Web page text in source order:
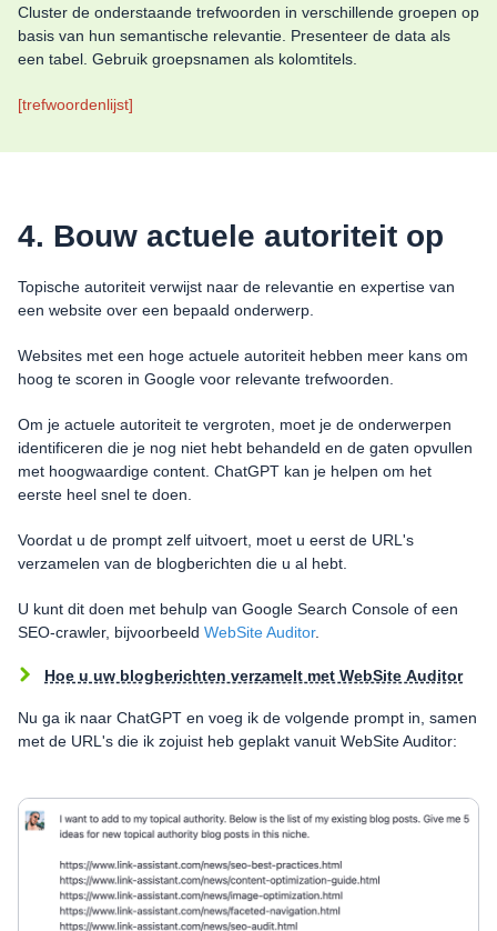
Cluster de onderstaande trefwoorden in verschillende groepen op
basis van hun semantische relevantie. Presenteer de data als
een tabel. Gebruik groepsnamen als kolomtitels.
[trefwoordenlijst]
4. Bouw actuele autoriteit op
Topische autoriteit verwijst naar de relevantie en expertise van
een website over een bepaald onderwerp.
Websites met een hoge actuele autoriteit hebben meer kans om
hoog te scoren in Google voor relevante trefwoorden.
Om je actuele autoriteit te vergroten, moet je de onderwerpen
identificeren die je nog niet hebt behandeld en de gaten opvullen
met hoogwaardige content. ChatGPT kan je helpen om het
eerste heel snel te doen.
Voordat u de prompt zelf uitvoert, moet u eerst de URL's
verzamelen van de blogberichten die u al hebt.
U kunt dit doen met behulp van Google Search Console of een
SEO-crawler, bijvoorbeeld WebSite Auditor.
Hoe u uw blogberichten verzamelt met WebSite Auditor
Nu ga ik naar ChatGPT en voeg ik de volgende prompt in, samen
met de URL's die ik zojuist heb geplakt vanuit WebSite Auditor: